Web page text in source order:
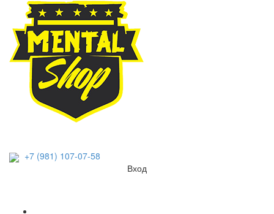
+7 (981) 107-07-58
Вход